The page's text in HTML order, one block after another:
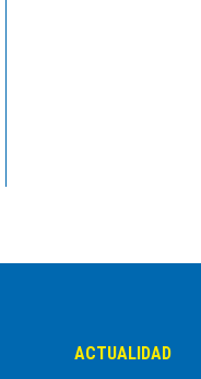
ACTUALIDAD